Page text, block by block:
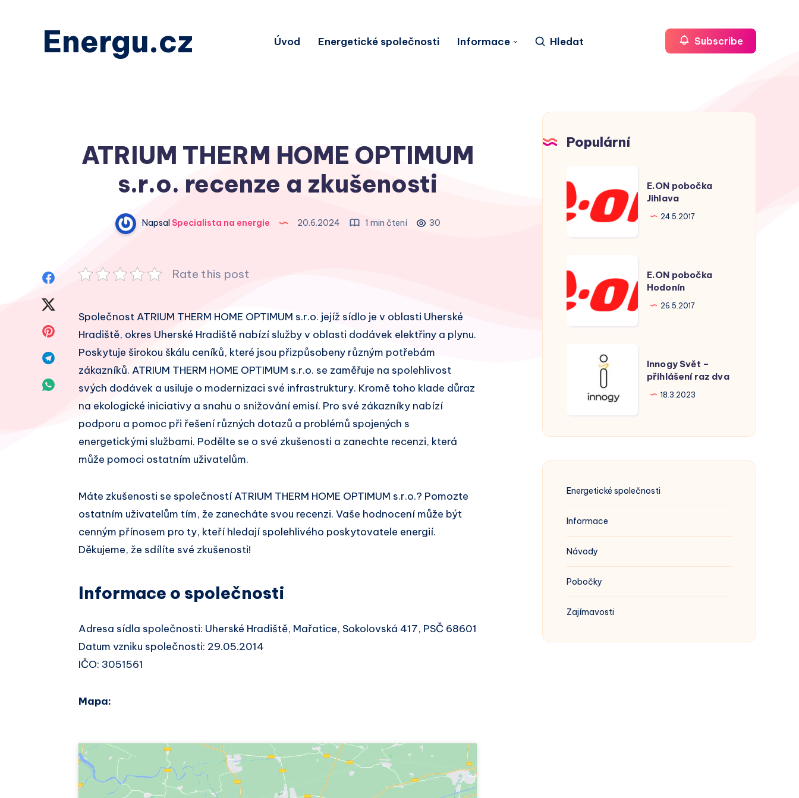
Energu.cz Úvod Energetické společnosti Informace Hledat Subscribe
ATRIUM THERM HOME OPTIMUM
s.r.o. recenze a zkušenosti
NapsalSpecialista na energie 20.6.2024 1 min čtení 30
Sdílet
Facebook
Twitter
Sdílet
Pinterest
Sdílet
Telegram
Sdílet
Whatsapp
Rate this post
Společnost ATRIUM THERM HOME OPTIMUM s.r.o. jejíž sídlo je v oblasti Uherské
Hradiště, okres Uherské Hradiště nabízí služby v oblasti dodávek elektřiny a plynu.
Poskytuje širokou škálu ceníků, které jsou přizpůsobeny různým potřebám
zákazníků. ATRIUM THERM HOME OPTIMUM s.r.o. se zaměřuje na spolehlivost
svých dodávek a usiluje o modernizaci své infrastruktury. Kromě toho klade důraz
na ekologické iniciativy a snahu o snižování emisí. Pro své zákazníky nabízí
podporu a pomoc při řešení různých dotazů a problémů spojených s
energetickými službami. Podělte se o své zkušenosti a zanechte recenzi, která
může pomoci ostatním uživatelům.
Máte zkušenosti se společností ATRIUM THERM HOME OPTIMUM s.r.o.? Pomozte
ostatním uživatelům tím, že zanecháte svou recenzi. Vaše hodnocení může být
cenným přínosem pro ty, kteří hledají spolehlivého poskytovatele energií.
Děkujeme, že sdílíte své zkušenosti!
Informace o společnosti
Adresa sídla společnosti: Uherské Hradiště, Mařatice, Sokolovská 417, PSČ 68601
Datum vzniku společnosti: 29.05.2014
IČO: 3051561
Mapa:
Populární
pobočka
Jihlava
E.ON pobočka
Jihlava
24.5.2017
pobočka
Hodonín
E.ON pobočka
Hodonín
26.5.2017
přihlášení
dva
Innogy Svět –
přihlášení raz dva
18.3.2023
Energetické společnosti
Informace
Návody
Pobočky
Zajímavosti